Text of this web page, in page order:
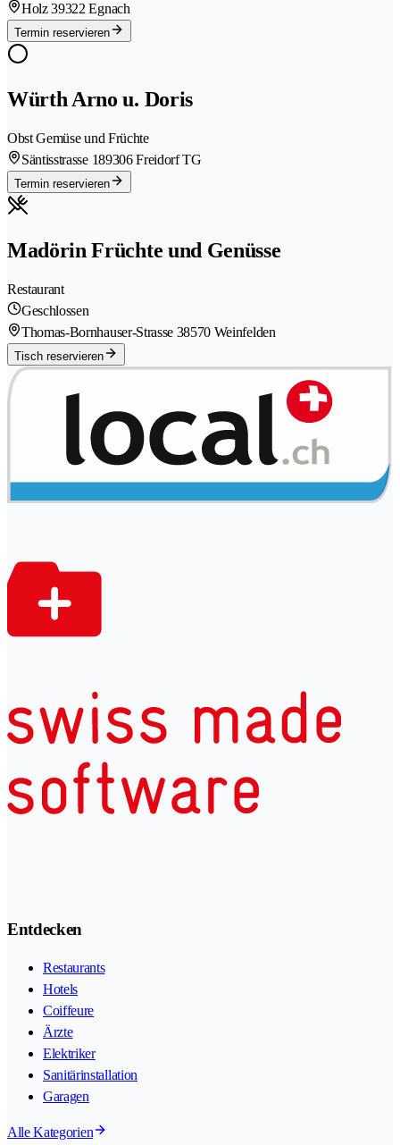
Holz 39322 Egnach
Termin reservieren
Würth Arno u. Doris
Obst Gemüse und Früchte
Säntisstrasse 189306 Freidorf TG
Termin reservieren
Madörin Früchte und Genüsse
Restaurant
Geschlossen
Thomas-Bornhauser-Strasse 38570 Weinfelden
Tisch reservieren
Entdecken
Restaurants
Hotels
Coiffeure
Ärzte
Elektriker
Sanitärinstallation
Garagen
Alle Kategorien